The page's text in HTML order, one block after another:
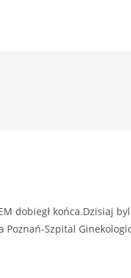
dobiegł
Szpital